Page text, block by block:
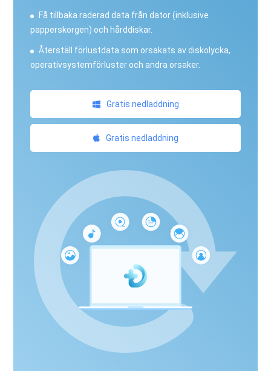
Få tillbaka raderad data från dator (inklusive
papperskorgen) och hårddiskar.
Återställ förlustdata som orsakats av diskolycka,
operativsystemförluster och andra orsaker.
Gratis nedladdning
Gratis nedladdning